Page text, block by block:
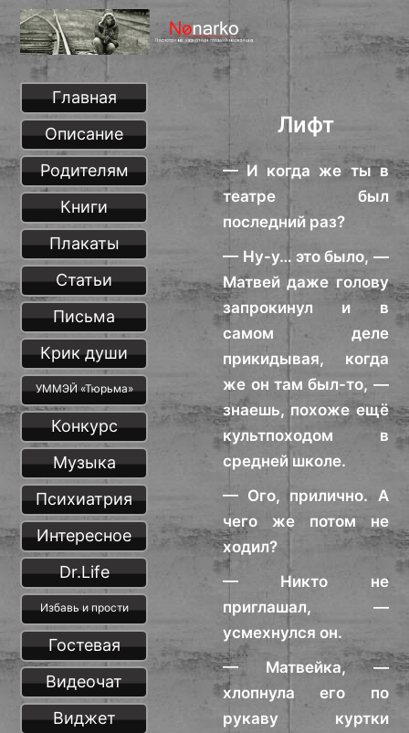
Лифт
— И когда же ты в
театре был
последний раз?
— Ну-у… это было, —
Матвей даже голову
запрокинул и в
самом деле
прикидывая, когда
же он там был-то, —
знаешь, похоже ещё
культпоходом в
средней школе.
— Ого, прилично. А
чего же потом не
ходил?
— Никто не
приглашал, —
усмехнулся он.
— Матвейка, —
хлопнула его по
рукаву куртки
Главная
Описание
Родителям
Книги
Плакаты
Статьи
Письма
Крик души
УММЭЙ «Тюрьма»
Конкурс
Музыка
Психиатрия
Интересное
Dr.Life
Избавь и прости
Гостевая
Видеочат
Виджет